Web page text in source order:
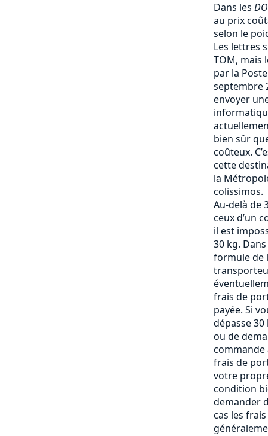
Dans les
au prix
selon le
Les lettres
TOM, mais
par la
septembre
envoyer
bien sûr
coûteux.
cette
la
colissimos.
Au-delà de
ceux d’un
il est
30 kg.
formule de
frais de
payée. Si
dépasse
ou de
commande
frais de
votre
condition
demander
cas les